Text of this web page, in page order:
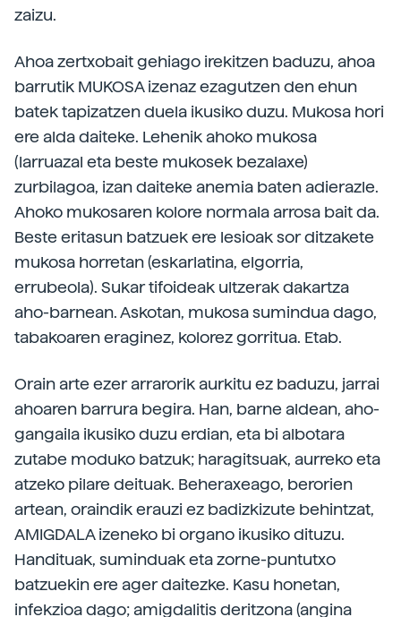
zaizu.
Ahoa zertxobait gehiago irekitzen baduzu, ahoa
barrutik MUKOSA izenaz ezagutzen den ehun
batek tapizatzen duela ikusiko duzu. Mukosa hori
ere alda daiteke. Lehenik ahoko mukosa
(larruazal eta beste mukosek bezalaxe)
zurbilagoa, izan daiteke anemia baten adierazle.
Ahoko mukosaren kolore normala arrosa bait da.
Beste eritasun batzuek ere lesioak sor ditzakete
mukosa horretan (eskarlatina, elgorria,
errubeola). Sukar tifoideak ultzerak dakartza
aho-barnean. Askotan, mukosa sumindua dago,
tabakoaren eraginez, kolorez gorritua. Etab.
Orain arte ezer arrarorik aurkitu ez baduzu, jarrai
ahoaren barrura begira. Han, barne aldean, aho-
gangaila ikusiko duzu erdian, eta bi albotara
zutabe moduko batzuk; haragitsuak, aurreko eta
atzeko pilare deituak. Beheraxeago, berorien
artean, oraindik erauzi ez badizkizute behintzat,
AMIGDALA izeneko bi organo ikusiko dituzu.
Handituak, suminduak eta zorne-puntutxo
batzuekin ere ager daitezke. Kasu honetan,
infekzioa dago; amigdalitis deritzona (angina